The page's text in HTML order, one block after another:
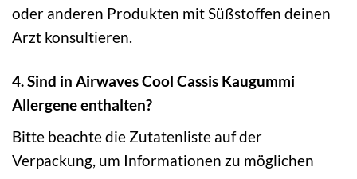
oder anderen Produkten mit Süßstoffen deinen
Arzt konsultieren.
4. Sind in Airwaves Cool Cassis Kaugummi
Allergene enthalten?
Bitte beachte die Zutatenliste auf der
Verpackung, um Informationen zu möglichen